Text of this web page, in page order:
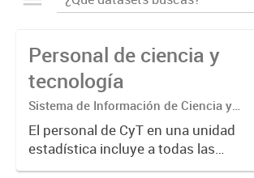
Personal de ciencia y
tecnología
Sistema de Información de Ciencia y
Tecnología Argentino (SICYTAR)
El personal de CyT en una unidad
estadística incluye a todas las
personas involucradas